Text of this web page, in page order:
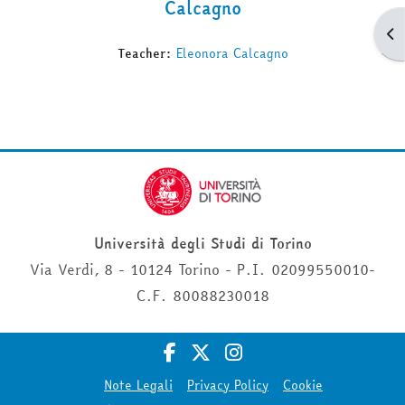
Calcagno
Teacher: Eleonora Calcagno
Università degli Studi di Torino
Via Verdi, 8 - 10124 Torino - P.I. 02099550010-
C.F. 80088230018
Note Legali Privacy Policy
Cookie